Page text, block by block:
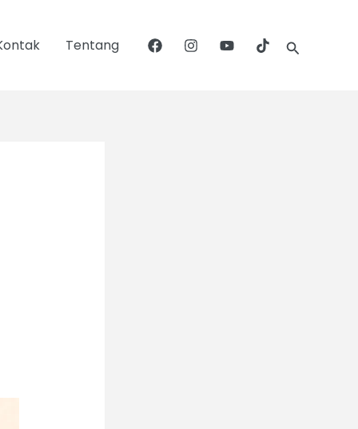
Tentang Search